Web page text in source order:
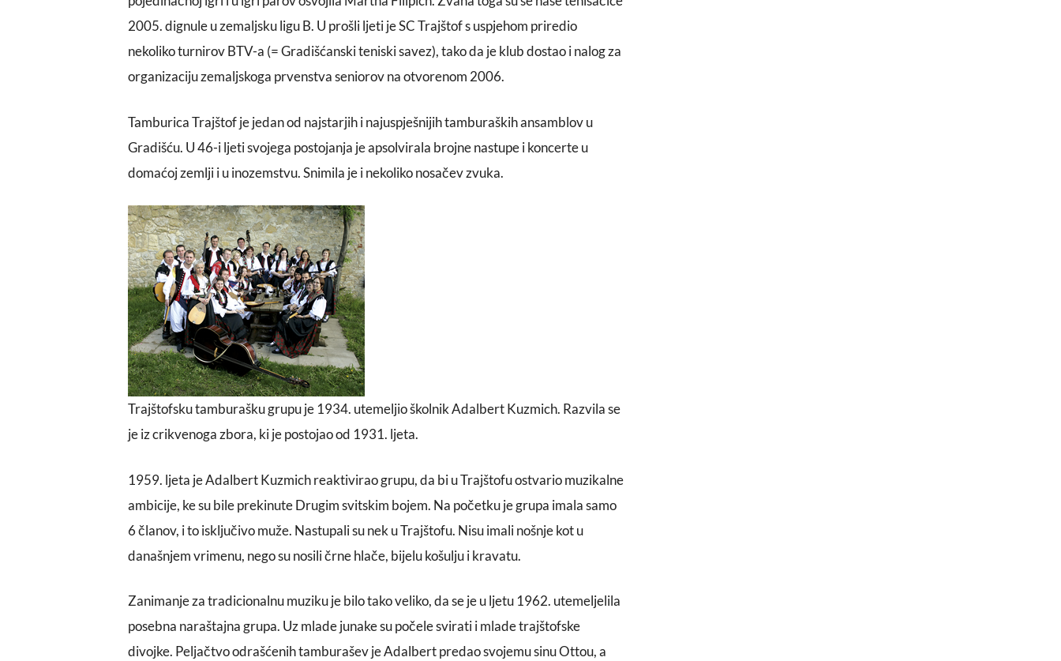
2005. dignule u zemaljsku ligu B. U prošli ljeti je SC Trajštof s uspjehom priredio
nekoliko turnirov BTV-a (= Gradišćanski teniski savez), tako da je klub dostao i nalog za
organizaciju zemaljskoga prvenstva seniorov na otvorenom 2006.
Tamburica Trajštof je jedan od najstarjih i najuspješnijih tamburaških ansamblov u
Gradišću. U 46-i ljeti svojega postojanja je apsolvirala brojne nastupe i koncerte u
domaćoj zemlji i u inozemstvu. Snimila je i nekoliko nosačev zvuka.
Trajštofsku tamburašku grupu je 1934. utemeljio školnik Adalbert Kuzmich. Razvila se
je iz crikvenoga zbora, ki je postojao od 1931. ljeta.
1959. ljeta je Adalbert Kuzmich reaktivirao grupu, da bi u Trajštofu ostvario muzikalne
ambicije, ke su bile prekinute Drugim svitskim bojem. Na početku je grupa imala samo
6 članov, i to isključivo muže. Nastupali su nek u Trajštofu. Nisu imali nošnje kot u
današnjem vrimenu, nego su nosili črne hlače, bijelu košulju i kravatu.
Zanimanje za tradicionalnu muziku je bilo tako veliko, da se je u ljetu 1962. utemeljelila
posebna naraštajna grupa. Uz mlade junake su počele svirati i mlade trajštofske
divojke. Peljačtvo odrašćenih tamburašev je Adalbert predao svojemu sinu Ottou, a